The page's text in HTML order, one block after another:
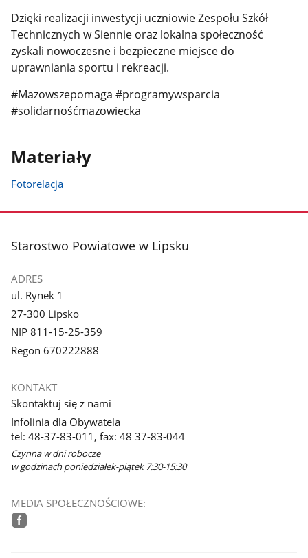
Dzięki realizacji inwestycji uczniowie Zespołu Szkół
Technicznych w Siennie oraz lokalna społeczność
zyskali nowoczesne i bezpieczne miejsce do
uprawniania sportu i rekreacji.
#Mazowszepomaga #programywsparcia
#solidarnośćmazowiecka
Materiały
Fotorelacja
stopka
Starostwo Powiatowe w Lipsku
ADRES
ul. Rynek 1
27-300 Lipsko
NIP 811-15-25-359
Regon 670222888
KONTAKT
Skontaktuj się z nami
Infolinia dla Obywatela
tel: 48-37-83-011, fax: 48 37-83-044
Czynna w dni robocze
w godzinach poniedziałek-piątek 7:30-15:30
MEDIA SPOŁECZNOŚCIOWE: